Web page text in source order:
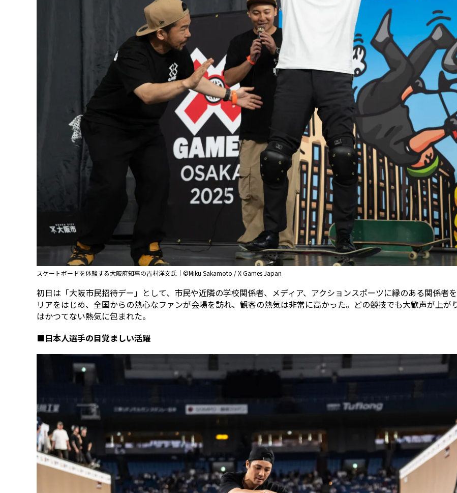
スケートボードを体験する大阪府知事の吉村洋文氏｜©︎Miku Sakamoto / X Games Japan
初日は「大阪市民招待デー」として、市民や近隣の学校関係者、メディア、アクションスポーツに縁のある関係者
リアをはじめ、全国からの熱心なファンが会場を訪れ、観客の熱気は非常に高かった。どの競技でも大歓声が上
はかつてない熱気に包まれた。
■日本人選手の目覚ましい活躍